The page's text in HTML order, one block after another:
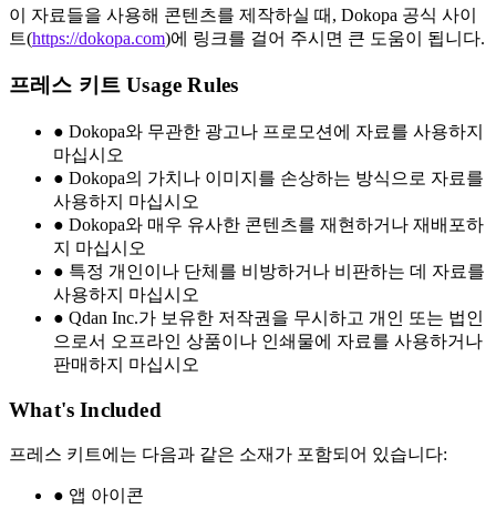
이 자료들을 사용해 콘텐츠를 제작하실 때, Dokopa 공식 사이
트(https://dokopa.com)에 링크를 걸어 주시면 큰 도움이 됩니다.
프레스 키트 Usage Rules
● Dokopa와 무관한 광고나 프로모션에 자료를 사용하지
마십시오
● Dokopa의 가치나 이미지를 손상하는 방식으로 자료를
사용하지 마십시오
● Dokopa와 매우 유사한 콘텐츠를 재현하거나 재배포하
지 마십시오
● 특정 개인이나 단체를 비방하거나 비판하는 데 자료를
사용하지 마십시오
● Qdan Inc.가 보유한 저작권을 무시하고 개인 또는 법인
으로서 오프라인 상품이나 인쇄물에 자료를 사용하거나
판매하지 마십시오
What's Included
프레스 키트에는 다음과 같은 소재가 포함되어 있습니다:
● 앱 아이콘